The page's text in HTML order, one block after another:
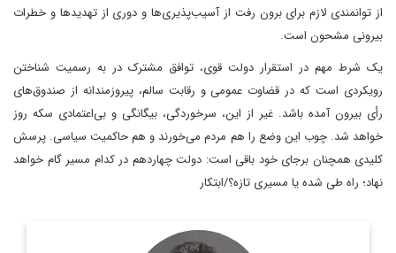
از توانمندی لازم برای برون رفت از آسیب‌پذیری‌ها و دوری از تهدیدها و خطرات
بیرونی مشحون است.
یک شرط مهم در استقرار دولت قوی، توافق مشترک در به رسمیت شناختن
رویکردی است که در قضاوت عمومی و رقابت سالم، پیروزمندانه از صندوق‌های
رأی بیرون آمده باشد. غیر از این، سرخوردگی، بیگانگی و بی‌اعتمادی سکه روز
خواهد شد. چوب این وضع را هم مردم می‌خورند و هم حاکمیت سیاسی. پرسش
کلیدی همچنان برجای خود باقی است: دولت چهاردهم در کدام مسیر گام خواهد
نهاد؛ راه طی شده یا مسیری تازه؟/ابتکار